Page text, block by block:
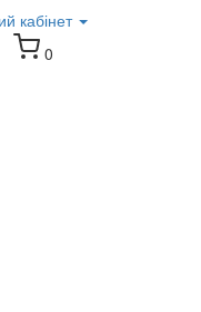
кабінет
0